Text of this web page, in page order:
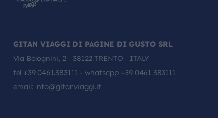
GITAN VIAGGI DI PAGINE DI GUSTO SRL
Via Bolognini, 2 - 38122 TRENTO - ITALY
tel +39 0461.383111 - whatsapp +39 0461 383111
email: info@gitanviaggi.it